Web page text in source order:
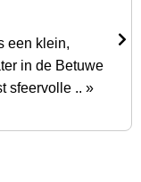
een klein,
in de Betuwe
sfeervolle .. »